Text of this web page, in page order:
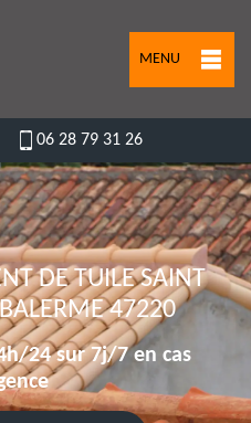
MENU
06 28 79 31 26
DE TUILE SAINT
47220
24 sur 7j/7 en cas